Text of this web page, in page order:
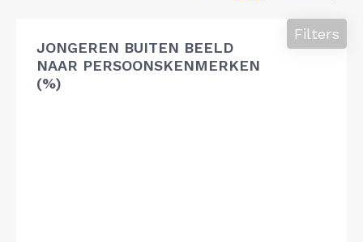
JONGEREN BUITEN BEELD
NAAR PERSOONSKENMERKEN
(%)
Filters